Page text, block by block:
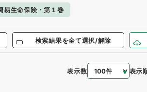
易生命保険・第１巻
検索結果を全て選択/解除
表示数 表示